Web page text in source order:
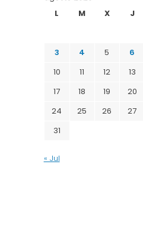
L
M X J
3
4 5 6
10
11 12 13
17
18 19 20
24
25 26 27
31
« Jul